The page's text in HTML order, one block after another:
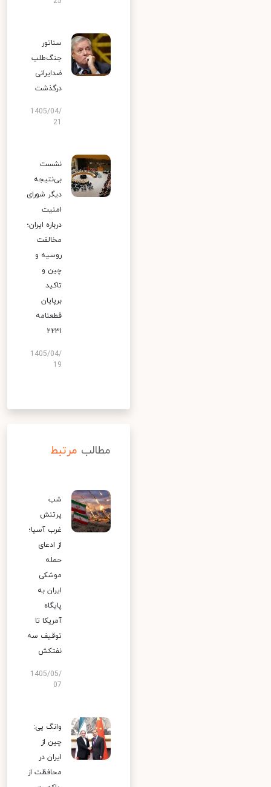
سناتور
جنگ‌طلب
ضدایرانی
درگذشت
1405/04/
نشست
بی‌نتیجه
دیگر شورای
امنیت
درباره ایران؛
مخالفت
روسیه و
چین و
تاکید
برپایان
قطعنامه
۲۲۳۱
1405/04/
19
مطالب مرتبط
شب
پرتنش
غرب آسیا؛
از ادعای
حمله
موشکی
ایران به
پایگاه
آمریکا تا
توقیف سه
نفتکش
1405/05/
07
وانگ یی:
چین از
ایران در
محافظت از